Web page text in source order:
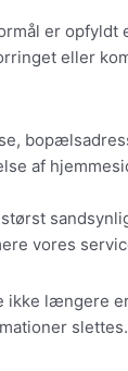
er
eller
af
vores
længere
slettes.